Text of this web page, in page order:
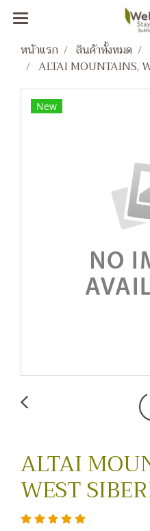
หน้าแรก สินค้าทั้งหมด
ALTAI MOUNTAINS,
New
ALTAI
WEST